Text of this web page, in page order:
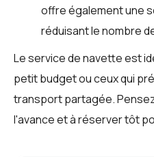
offre également une
réduisant le nombre
Le service de navette est
petit budget ou ceux qui
transport partagée.
l'avance et à réserver tôt